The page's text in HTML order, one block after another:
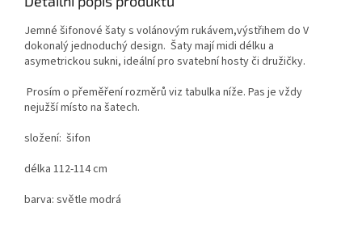
Jemné šifonové šaty s volánovým rukávem,výstřihem do V
dokonalý jednoduchý design. Šaty mají midi délku a
asymetrickou sukni, ideální pro svatební hosty či družičky.
Prosím o přeměření rozměrů viz tabulka níže. Pas je vždy
nejužší místo na šatech.
složení: šifon
délka 112-114 cm
barva: světle modrá